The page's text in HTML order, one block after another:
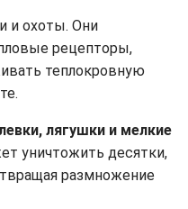
и охоты. Они
рецепторы,
теплокровную
лягушки и мелкие
уничтожить десятки,
размножение